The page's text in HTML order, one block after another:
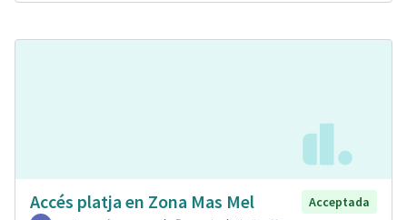
Accés platja en Zona Mas Mel
Acceptada